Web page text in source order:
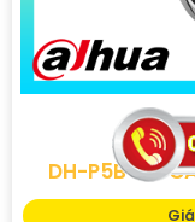
DH-P5B-PV